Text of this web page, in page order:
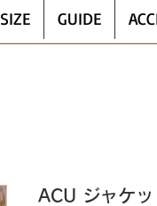
SIZE GUIDE
ACU ジャケ